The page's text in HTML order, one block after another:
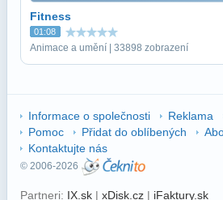
Fitness
01:08
Animace a umění | 33898 zobrazení
Informace o společnosti Reklama
Pomoc
Přidat do oblíbených
Kontaktujte nás
© 2006-2026
Partneri: IX.sk | xDisk.cz | iFaktury.sk